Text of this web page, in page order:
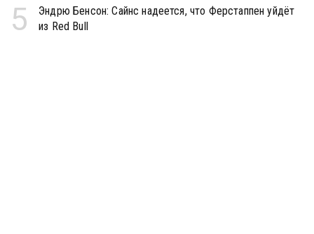
5
Эндрю Бенсон: Сайнс надеется, что Ферстаппен уйдёт
из Red Bull